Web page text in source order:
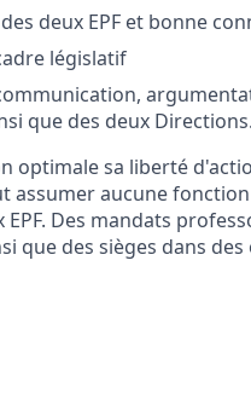
deux EPF et bonne
législatif
que des deux Directions.
optimale sa liberté
assumer aucune
Des mandats
que des sièges dans